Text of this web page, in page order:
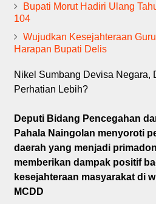
Bupati Morut Hadiri Ulang
104
Wujudkan Kesejahteraan
Harapan Bupati Delis
Nikel Sumbang Devisa Negara,
Perhatian Lebih?
Deputi Bidang Pencegahan
Pahala Naingolan menyoroti
daerah yang menjadi
memberikan dampak positif
kesejahteraan masyarakat di
MCDD